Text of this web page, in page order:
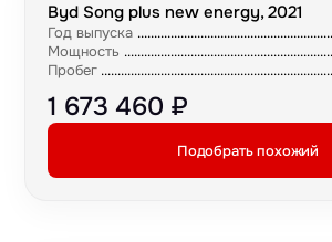
Byd Song plus new energy, 2021
Год выпуска
Мощность
Пробег
1 673 460 ₽
Подобрать похожий